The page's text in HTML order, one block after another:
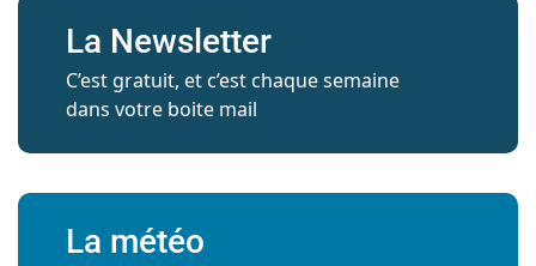
La Newsletter
C’est gratuit, et c’est chaque semaine
dans votre boite mail
La météo